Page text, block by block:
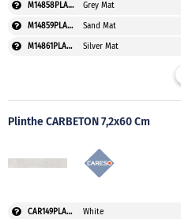
M14858PLAUVEO Grey Mat
M14859PLAUVEO Sand Mat
M14861PLAUVEO Silver Mat
Plinthe CARBETON 7,2x60 Cm
CAR149PLAUVEO White